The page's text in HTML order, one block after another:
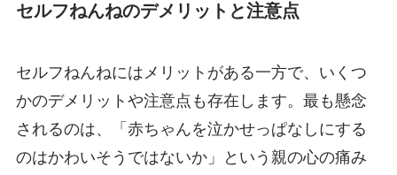
セルフねんねのデメリットと注意点
セルフねんねにはメリットがある一方で、いくつ
かのデメリットや注意点も存在します。最も懸念
されるのは、「赤ちゃんを泣かせっぱなしにする
のはかわいそうではないか」という親の心の痛み